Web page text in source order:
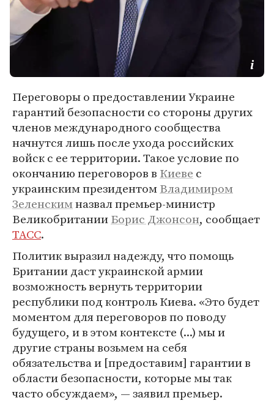
Переговоры о предоставлении Украине
гарантий безопасности со стороны других
членов международного сообщества
начнутся лишь после ухода российских
войск с ее территории. Такое условие по
окончанию переговоров в Киеве с
украинским президентомВладимиром
Зеленскимназвал премьер-министр
ВеликобританииБорис Джонсон, сообщает
ТАСС.
Политик выразил надежду, что помощь
Британии даст украинской армии
возможность вернуть территории
республики под контроль Киева. «Это будет
моментом для переговоров по поводу
будущего, и в этом контексте (...) мы и
другие страны возьмем на себя
обязательства и [предоставим] гарантии в
области безопасности, которые мы так
часто обсуждаем», — заявил премьер.